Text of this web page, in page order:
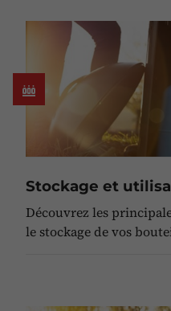
Stockage et
Découvrez les
le stockage de vos